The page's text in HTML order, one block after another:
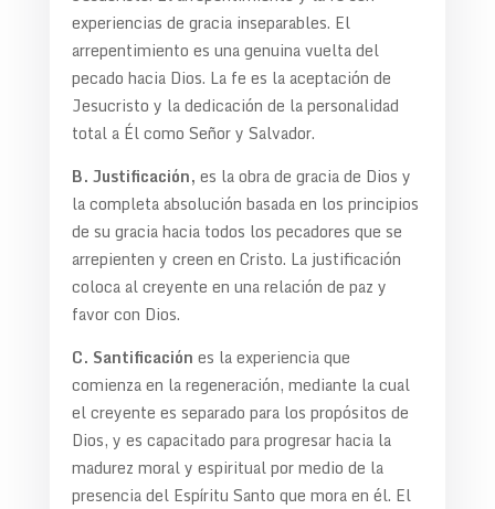
experiencias de gracia inseparables. El
arrepentimiento es una genuina vuelta del
pecado hacia Dios. La fe es la aceptación de
Jesucristo y la dedicación de la personalidad
total a Él como Señor y Salvador.
B. Justificación, es la obra de gracia de Dios y
la completa absolución basada en los principios
de su gracia hacia todos los pecadores que se
arrepienten y creen en Cristo. La justificación
coloca al creyente en una relación de paz y
favor con Dios.
C. Santificación es la experiencia que
comienza en la regeneración, mediante la cual
el creyente es separado para los propósitos de
Dios, y es capacitado para progresar hacia la
madurez moral y espiritual por medio de la
presencia del Espíritu Santo que mora en él. El